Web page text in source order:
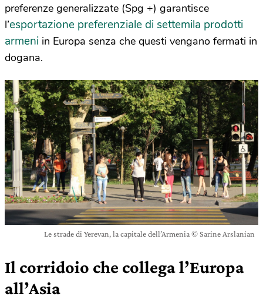
preferenze generalizzate (Spg +) garantisce
l’esportazione preferenziale di settemila prodotti
armeni in Europa senza che questi vengano fermati in
dogana.
Le strade di Yerevan, la capitale dell’Armenia © Sarine Arslanian
Il corridoio che collega l’Europa
all’Asia